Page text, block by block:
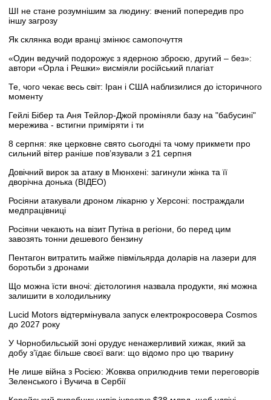
ШІ не стане розумнішим за людину: вчений попередив про
іншу загрозу
Як склянка води вранці змінює самопочуття
«Один ведучий подорожує з ядерною зброєю, другий – без»:
автори «Орла і Решки» висміяли російський плагіат
Те, чого чекає весь світ: Іран і США наблизилися до історичного
моменту
Гейлі Бібер та Аня Тейлор-Джой проміняли базу на "бабусині"
мережива - встигни приміряти і ти
8 серпня: яке церковне свято сьогодні та чому прикмети про
сильний вітер раніше пов’язували з 21 серпня
Довічний вирок за атаку в Мюнхені: загинули жінка та її
дворічна донька (ВІДЕО)
Росіяни атакували дроном лікарню у Херсоні: постраждали
медпрацівниці
Росіяни чекають на візит Путіна в регіони, бо перед цим
завозять тонни дешевого бензину
Пентагон витратить майже півмільярда доларів на лазери для
боротьби з дронами
Що можна їсти вночі: дієтологиня назвала продукти, які можна
залишити в холодильнику
Lucid Motors відтермінувала запуск електрокросовера Cosmos
до 2027 року
У Чорнобильській зоні орудує ненажерливий хижак, який за
добу з’їдає більше своєї ваги: що відомо про цю тварину
Не лише війна з Росією: Жовква оприлюднив теми переговорів
Зеленського і Вучича в Сербії